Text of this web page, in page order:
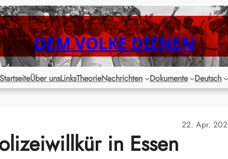
DEM VOLKE DIENEN
StartseiteÜber unsLinksTheorieNachrichten Dokumente Deutsch
22. Apr.
in Essen